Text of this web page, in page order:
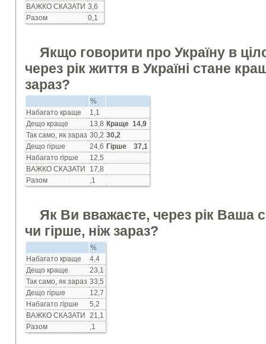
ВАЖКО СКАЗАТИ 3,6
Разом
0,1
Якщо говорити про Україну в
через рiк життя в Українi стане
зараз?
%
Набагато краще
1,1
Дещо краще
13,8 Краще 14,9
Так само, як зараз 30,2 30,2
Дещо гiрше
24,6 Гірше 37,1
Набагато гiрше
12,5
ВАЖКО СКАЗАТИ
17,8
Разом
,1
Як Ви вважаєте, через рiк Ваша
чи гiрше, нiж зараз?
%
Набагато краще
4,4
Дещо краще
23,1
Так само, як зараз 33,5
Дещо гiрше
12,7
Набагато гiрше
5,2
ВАЖКО СКАЗАТИ
21,1
Разом
,1